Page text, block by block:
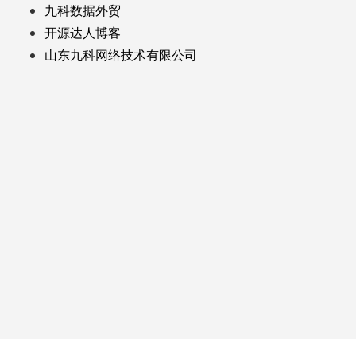
九科数据外贸
开源达人博客
山东九科网络技术有限公司